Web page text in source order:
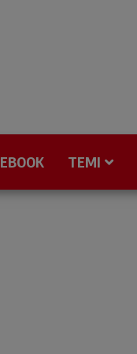
EBOOK TEMI